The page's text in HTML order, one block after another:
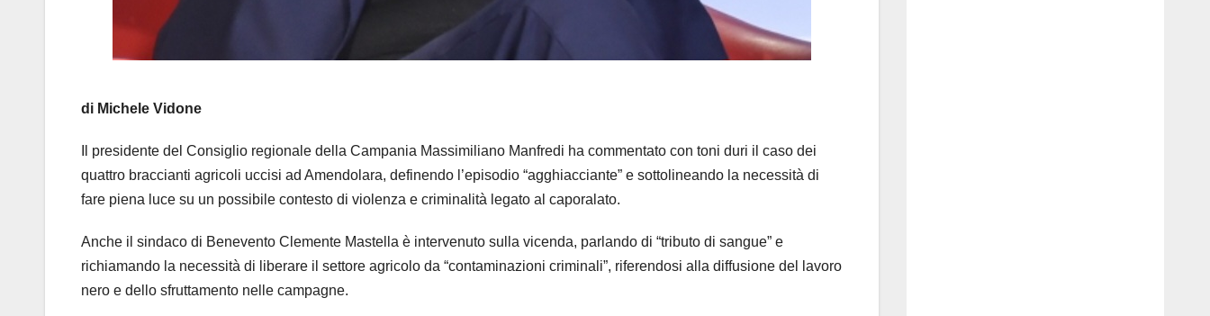
di Michele Vidone
Il presidente del Consiglio regionale della Campania Massimiliano Manfredi ha commentato con toni duri il caso dei
quattro braccianti agricoli uccisi ad Amendolara, definendo l’episodio “agghiacciante” e sottolineando la necessità di
fare piena luce su un possibile contesto di violenza e criminalità legato al caporalato.
Anche il sindaco di Benevento Clemente Mastella è intervenuto sulla vicenda, parlando di “tributo di sangue” e
richiamando la necessità di liberare il settore agricolo da “contaminazioni criminali”, riferendosi alla diffusione del lavoro
nero e dello sfruttamento nelle campagne.